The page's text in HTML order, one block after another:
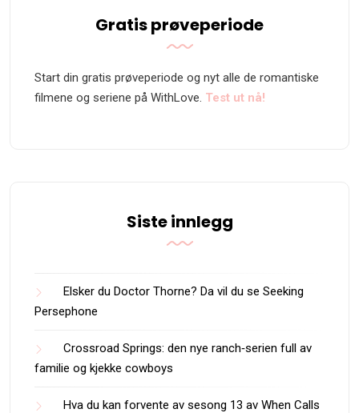
Gratis prøveperiode
Start din gratis prøveperiode og nyt alle de romantiske
filmene og seriene på WithLove. Test ut nå!
Siste innlegg
Elsker du Doctor Thorne? Da vil du se Seeking
Persephone
Crossroad Springs: den nye ranch‑serien full av
familie og kjekke cowboys
Hva du kan forvente av sesong 13 av When Calls